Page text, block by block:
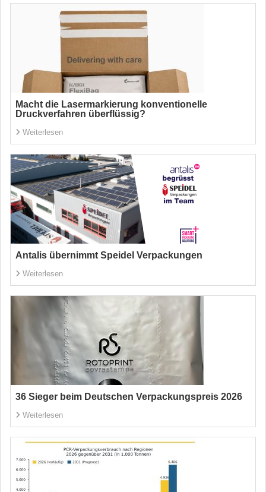
Macht die Lasermarkierung konventionelle
Druckverfahren überflüssig?
Weiterlesen
Antalis übernimmt Speidel Verpackungen
Weiterlesen
36 Sieger beim Deutschen Verpackungspreis 2026
Weiterlesen